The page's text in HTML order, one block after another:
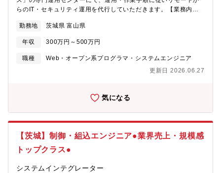
ンドの技術スタック＞（プロダクトにより多少異なります）・言
MySQL / PostgreSQL / DynamoDB / OpenSearch など・インフ
ラ：AWS、Terraform（プロダクトによってはオンプレもあ
境】複数のプロダクトを展開しているため、配属先により技術ス
タックやプロセスは一部異なりますが、基本的には以下の思想・
環境をベースとしています。■ 開発ツール・インフラ：AWS を中
環境整備・コード管理：GitLab による Merge Request ベースの
開発（全てのコードをバージョン管理）・CI/CD：CIを通じた静
的解析の実施、および自動ビルド・デプロイ環境の順次整備・PC
環境：OS、エディタ、IDEは個人の裁量で選択可能・情報共有：
esa, GitLab, Slack を活用■ 開発の進め方・手法：1ヶ月以下の短
いイテレーション、カンバンによる進捗可視化・習慣：デイリー
でのスタンドアップミーティング、継続的なデプロイの実施・裁
から運用まで一貫して関与・調整：状況に応じて納期や盛り込む
らのIT・セキュリティ運用を代行していただきます。【業務内
ルを用いたパッチ運用、資産管理、およびEDR・UTM（ファイア
ウォール、Wi-Fi、VPN等）の運用・保守・アラート監視・ヘルプ
デスク・トラブル対応： 異常検知時の一次対応・端末隔離や、
顧客からのPC・ネットワークに関する問い合わせ（電話・メー
ネットワーク脆弱性診断の実施と、客観的なデータに基づくセキ
ノベーション）： 業務の属人化を防ぐための運用回りの仕組み
作り、既存業務のDX化（業務効率改善）、マニュアルや社内シス
テム構成図の作成支援【募集背景】新サービスリリースに伴うメ
ンバ増員【業務環境】自社システム、Airtable、Google
Workspace、Slack、外部管理システム、外部SaaSサービス【魅
力・遣り甲斐】・マニュアル運用からスタートし、情報セキュリ
ティの頼れる「ガードマン」へ成長できます。 最初は手順書や
くため、セキュリティ専任としての経験がなくても安心です。
勤務地 茨城県 富山県
年収 300万円～500万円
職種
Web・オープン系プログラマ・システムエンジニア
更新日 2026.06.27
気になる
【茨城】制御・組込エンジニア●業界売上・規模感
トップクラス●
システムインテグレーター